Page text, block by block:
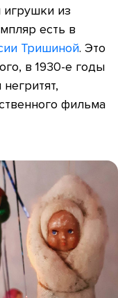
из
есть в
Тришиной. Это
в 1930-е годы
фильма